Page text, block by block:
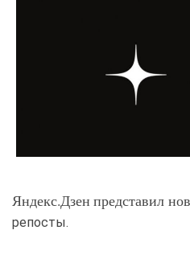
Яндекс.Дзен представил
репосты.